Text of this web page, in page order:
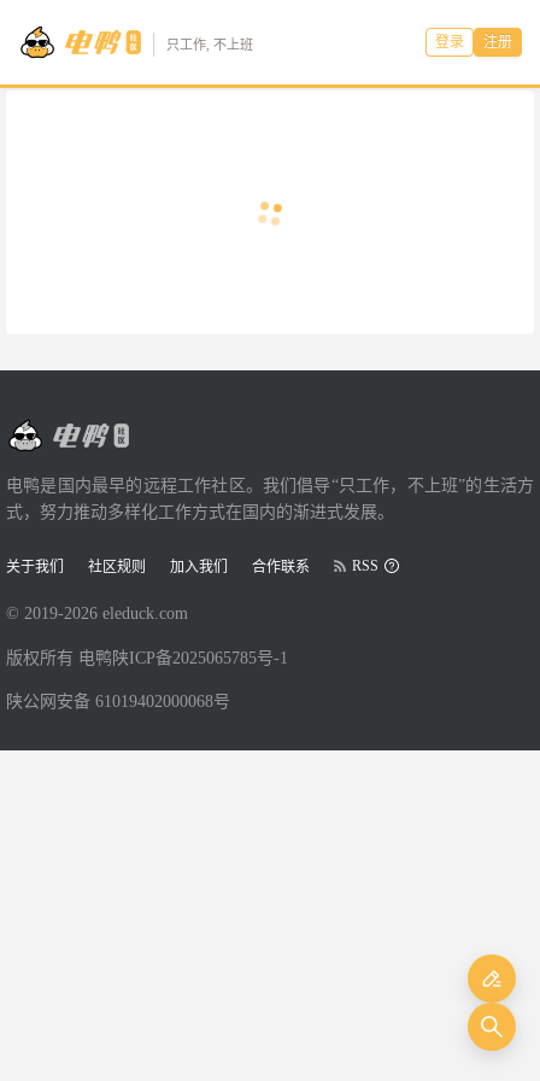
只工作, 不上班 登录 注册
电鸭是国内最早的远程工作社区。我们倡导“只工作，不上班”的生活方
式，努力推动多样化工作方式在国内的渐进式发展。
关于我们 社区规则 加入我们 合作联系 RSS
© 2019-2026 eleduck.com
版权所有 电鸭 陕ICP备2025065785号-1
陕公网安备 61019402000068号